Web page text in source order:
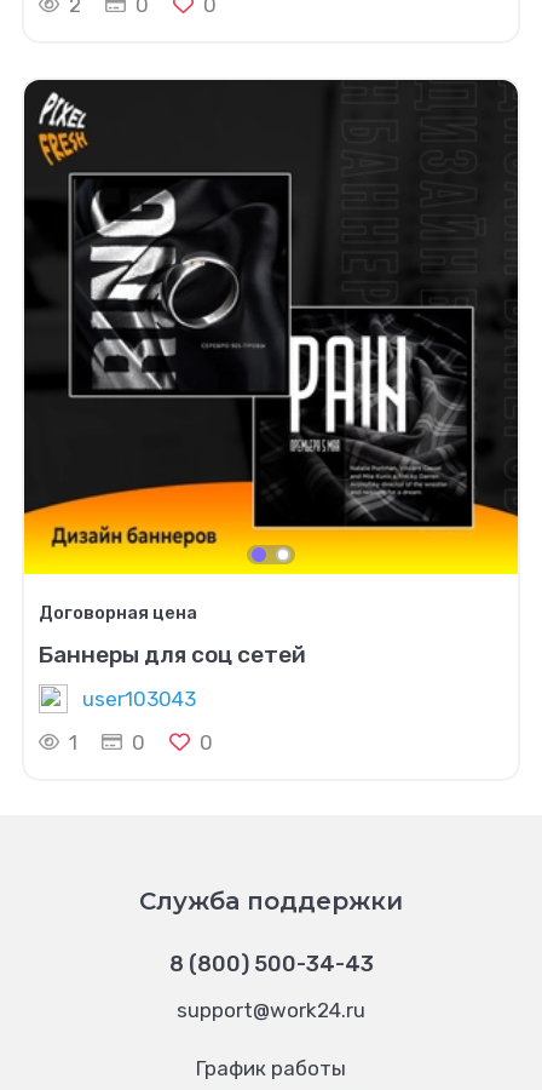
Договорная цена
Баннеры для соц сетей
user103043
1
0 0
Служба поддержки
8 (800) 500-34-43
support@work24.ru
График работы